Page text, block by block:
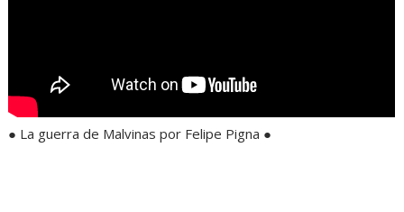
● La guerra de Malvinas por Felipe Pigna ●